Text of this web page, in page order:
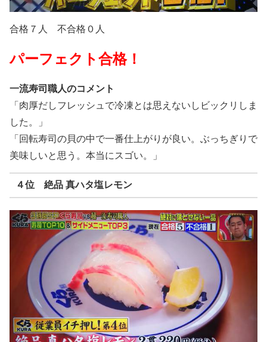
合格７人 不合格０人
パーフェクト合格！
一流寿司職人のコメント
「肉厚だしフレッシュで冷凍とは思えないしビックリしま
した。」
「回転寿司の貝の中で一番仕上がりが良い。ぶっちぎりで
美味しいと思う。本当にスゴい。」
４位 絶品 真ハタ塩レモン